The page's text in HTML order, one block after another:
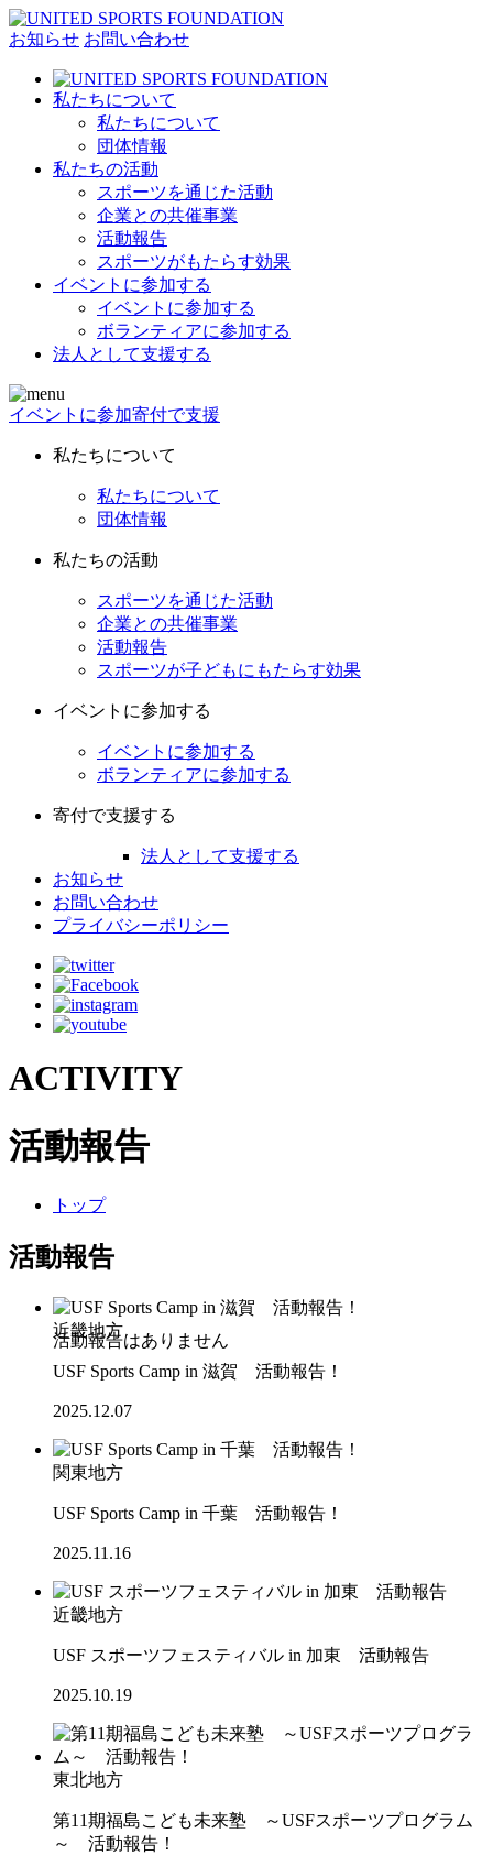
お知らせ お問い合わせ
私たちについて
私たちについて
団体情報
私たちの活動
スポーツを通じた活動
企業との共催事業
活動報告
スポーツがもたらす効果
イベントに参加する
イベントに参加する
ボランティアに参加する
法人として支援する
イベントに参加寄付で支援
私たちについて
私たちについて
団体情報
私たちの活動
スポーツを通じた活動
企業との共催事業
活動報告
スポーツが子どもにもたらす効果
イベントに参加する
イベントに参加する
ボランティアに参加する
寄付で支援する
法人として支援する
お知らせ
お問い合わせ
プライバシーポリシー
ACTIVITY
活動報告
トップ
活動報告
近畿地方
USF Sports Camp in 滋賀 活動報告！
2025.12.07
関東地方
USF Sports Camp in 千葉 活動報告！
2025.11.16
近畿地方
USF スポーツフェスティバル in 加東 活動報告
2025.10.19
東北地方
第11期福島こども未来塾 ～USFスポーツプログラム
～ 活動報告！